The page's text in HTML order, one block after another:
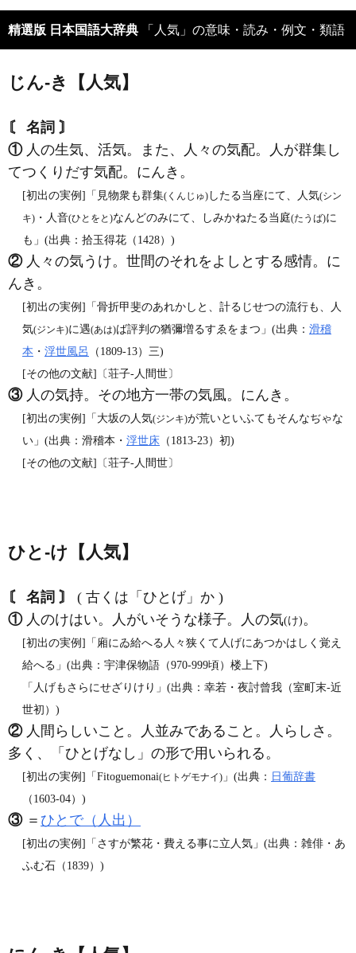
精選版 日本国語大辞典 「人気」の意味・読み・例文・類語
じん‐き【人気】
〘 名詞 〙
①人の生気、活気。また、人々の気配。人が群集し
てつくりだす気配。にんき。
[初出の実例]「見物衆も群集(くんじゅ) したる当座にて、人気(シン
キ) ・人音(ひとをと)なんどのみにて、しみかねたる当庭(たうば)に
も」(出典：拾玉得花（1428）)
②人々の気うけ。世間のそれをよしとする感情。に
んき。
[初出の実例]「骨折甲斐のあれかしと、計るじせつの流行も、人
気(ジンキ)に遇(あは)ば評判の猶彌増るすゑをまつ」(出典： 滑稽
本 ・ 浮世風呂
（1809‐13）三)
[その他の文献]〔荘子‐人間世〕
③人の気持。その地方一帯の気風。にんき。
[初出の実例]「大坂の人気(ジンキ)が荒いといふてもそんなぢゃな
い」(出典：滑稽本・ 浮世床 （1813‐23）初)
[その他の文献]〔荘子‐人間世〕
ひと‐け【人気】
〘 名詞 〙
( 古くは「ひとげ」か )
①人のけはい。人がいそうな様子。人の気(け)。
[初出の実例]「廂にゐ給へる人々狭くて人げにあつかはしく覚え
給へる」(出典：宇津保物語（970‐999頃）楼上下)
「人げもさらにせざりけり」(出典：幸若・夜討曾我（室町末‐近
世初）)
②人間らしいこと。人並みであること。人らしさ。
多く、「ひとげなし」の形で用いられる。
[初出の実例]「Fitoguemonai(ヒトゲモナイ) 」(出典： 日葡辞書
（1603‐04）)
③＝ ひとで（人出）
[初出の実例]「さすが繁花・費える事に立人気」(出典：雑俳・あ
ふむ石（1839）)